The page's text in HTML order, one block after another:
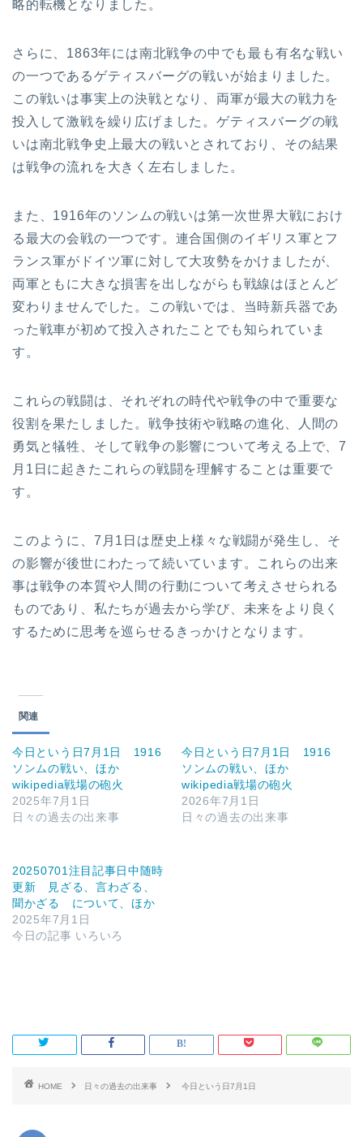
略的転機となりました。
さらに、1863年には南北戦争の中でも最も有名な戦い
の一つであるゲティスバーグの戦いが始まりました。
この戦いは事実上の決戦となり、両軍が最大の戦力を
投入して激戦を繰り広げました。ゲティスバーグの戦
いは南北戦争史上最大の戦いとされており、その結果
は戦争の流れを大きく左右しました。
また、1916年のソンムの戦いは第一次世界大戦におけ
る最大の会戦の一つです。連合国側のイギリス軍とフ
ランス軍がドイツ軍に対して大攻勢をかけましたが、
両軍ともに大きな損害を出しながらも戦線はほとんど
変わりませんでした。この戦いでは、当時新兵器であ
った戦車が初めて投入されたことでも知られていま
す。
これらの戦闘は、それぞれの時代や戦争の中で重要な
役割を果たしました。戦争技術や戦略の進化、人間の
勇気と犠牲、そして戦争の影響について考える上で、7
月1日に起きたこれらの戦闘を理解することは重要で
す。
このように、7月1日は歴史上様々な戦闘が発生し、そ
の影響が後世にわたって続いています。これらの出来
事は戦争の本質や人間の行動について考えさせられる
ものであり、私たちが過去から学び、未来をより良く
するために思考を巡らせるきっかけとなります。
関連
今日という日7月1日 1916
ソンムの戦い、ほか
wikipedia戦場の砲火
2025年7月1日
日々の過去の出来事
今日という日7月1日 1916
ソンムの戦い、ほか
wikipedia戦場の砲火
2026年7月1日
日々の過去の出来事
20250701注目記事日中随時
更新 見ざる、言わざる、
聞かざる について、ほか
2025年7月1日
今日の記事 いろいろ
HOME 日々の過去の出来事 今日という日7月1日